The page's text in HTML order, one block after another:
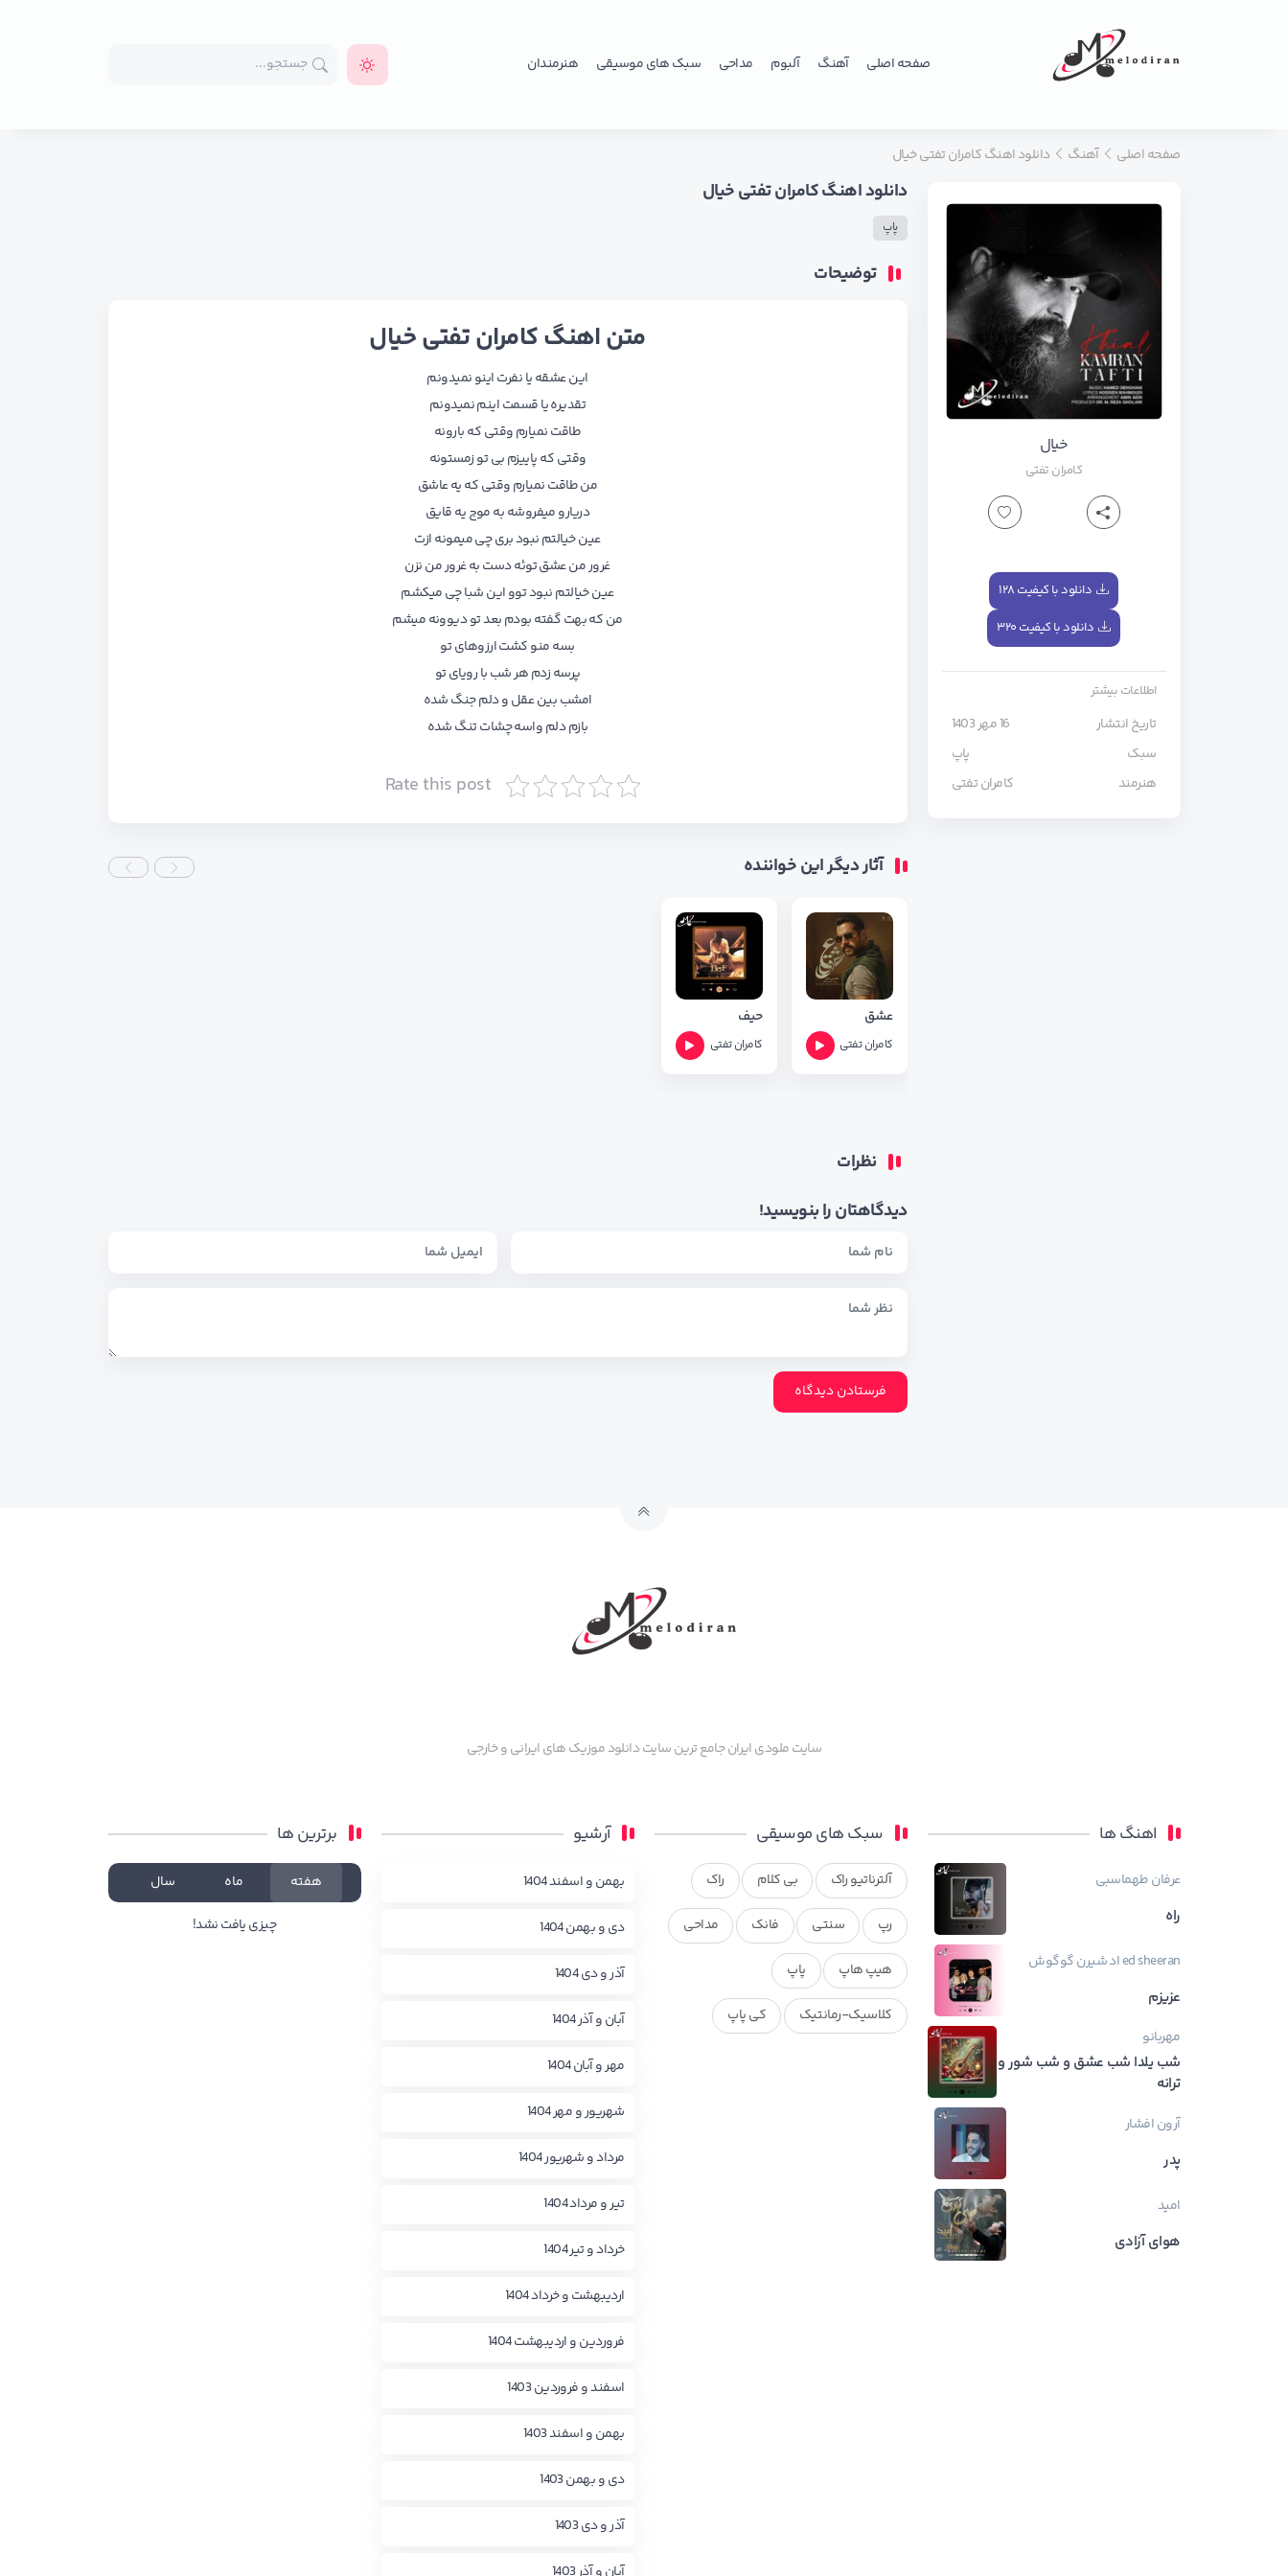
صفحه اصلی آهنگ آلبوم مداحی سبک های موسیقی هنرمندان
صفحه اصلی آهنگ دانلود اهنگ کامران تفتی خیال
خیال
کامران تفتی
دانلود با کیفیت ۱۲۸
دانلود با کیفیت ۳۲۰
اطلاعات بیشتر
تاریخ انتشار
16 مهر 1403
سبک
پاپ
هنرمند
کامران تفتی
دانلود اهنگ کامران تفتی خیال
پاپ
توضیحات
متن اهنگ کامران تفتی خیال
این عشقه یا نفرت اینو نمیدونم
تقدیره یا قسمت اینم نمیدونم
طاقت نمیارم وقتی که بارونه
وقتی که پاییزم بی تو زمستونه
من طاقت نمیارم وقتی که یه عاشق
دریارو میفروشه به موج یه قایق
عین خیالتم نبود بری چی میمونه ازت
غرور من عشق توئه دست به غرور من نزن
عین خیالتم نبود توو این شبا چی میکشم
من که بهت گفته بودم بعد تو دیوونه میشم
بسه منو کشت ارزوهای تو
پرسه زدم هر شب با رویای تو
امشب بین عقل و دلم جنگ شده
بازم دلم واسه چشات تنگ شده
Rate this post
آثار دیگر این خواننده
عشق
کامران تفتی
حیف
کامران تفتی
نظرات
دیدگاهتان را بنویسید!
سایت ملودی ایران جامع ترین سایت دانلود موزیک های ایرانی و خارجی
اهنگ ها
عرفان طهماسبی
راه
ed sheeranاد شیرنگوگوش
عزیزم
مهربانو
شب یلدا شب عشق و شب شور و
ترانه
آرون افشار
پدر
امید
هوای آزادی
سبک های موسیقی
آلترناتیو راک بی کلام راک
رپ سنتی فانک مداحی
هیپ هاپ پاپ
کلاسیک-رمانتیک کی پاپ
آرشیو
بهمن و اسفند 1404
دی و بهمن 1404
آذر و دی 1404
آبان و آذر 1404
مهر و آبان 1404
شهریور و مهر 1404
مرداد و شهریور 1404
تیر و مرداد 1404
خرداد و تیر 1404
اردیبهشت و خرداد 1404
فروردین و اردیبهشت 1404
اسفند و فروردین 1403
بهمن و اسفند 1403
دی و بهمن 1403
آذر و دی 1403
برترین ها
هفته ماه سال
چیزی یافت نشد!